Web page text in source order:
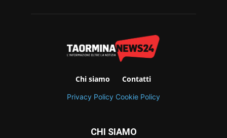
Chi siamo Contatti
Privacy Policy Cookie Policy
CHI SIAMO